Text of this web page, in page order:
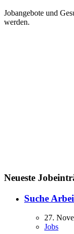
Jobangebote und
werden.
Neueste
Suche
27.
Jobs